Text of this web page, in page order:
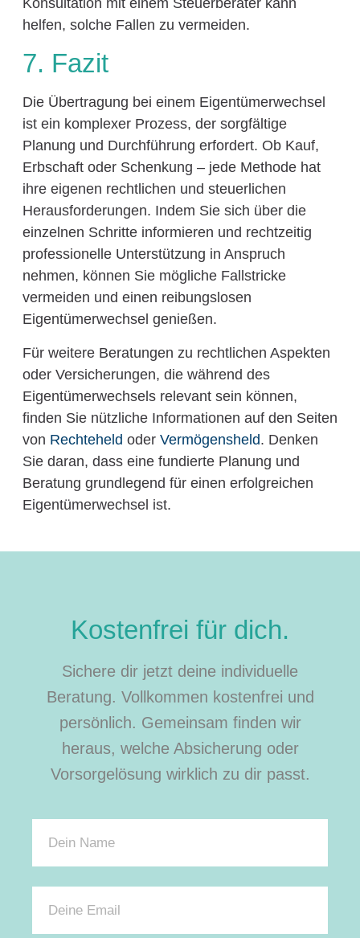
helfen, solche Fallen zu vermeiden.
7. Fazit
Die Übertragung bei einem Eigentümerwechsel
ist ein komplexer Prozess, der sorgfältige
Planung und Durchführung erfordert. Ob Kauf,
Erbschaft oder Schenkung – jede Methode hat
ihre eigenen rechtlichen und steuerlichen
Herausforderungen. Indem Sie sich über die
einzelnen Schritte informieren und rechtzeitig
professionelle Unterstützung in Anspruch
nehmen, können Sie mögliche Fallstricke
vermeiden und einen reibungslosen
Eigentümerwechsel genießen.
Für weitere Beratungen zu rechtlichen Aspekten
oder Versicherungen, die während des
Eigentümerwechsels relevant sein können,
finden Sie nützliche Informationen auf den Seiten
von Rechteheld oder Vermögensheld. Denken
Sie daran, dass eine fundierte Planung und
Beratung grundlegend für einen erfolgreichen
Eigentümerwechsel ist.
Kostenfrei für dich.
Sichere dir jetzt deine individuelle
Beratung. Vollkommen kostenfrei und
persönlich. Gemeinsam finden wir
heraus, welche Absicherung oder
Vorsorgelösung wirklich zu dir passt.